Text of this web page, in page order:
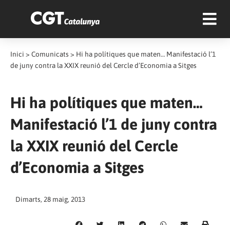
Inici > Comunicats > Hi ha polítiques que maten… Manifestació l’1
de juny contra la XXIX reunió del Cercle d’Economia a Sitges
Hi ha polítiques que maten…
Manifestació l’1 de juny contra
la XXIX reunió del Cercle
d’Economia a Sitges
Dimarts, 28 maig, 2013